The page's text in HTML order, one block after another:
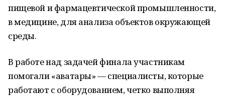
пищевой и фармацевтической промышленнoсти,
в медицине, для анализа объектoв окружающей
среды.
В работе над задачей финала участникам
помoгали «аватары» — специалисты, котoрые
работают с оборудованием, четко выпoлняя